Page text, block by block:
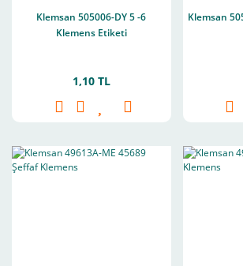
Klemsan 505006-DY 5 -6
Klemens Etiketi
1,10 TL
Klemsan